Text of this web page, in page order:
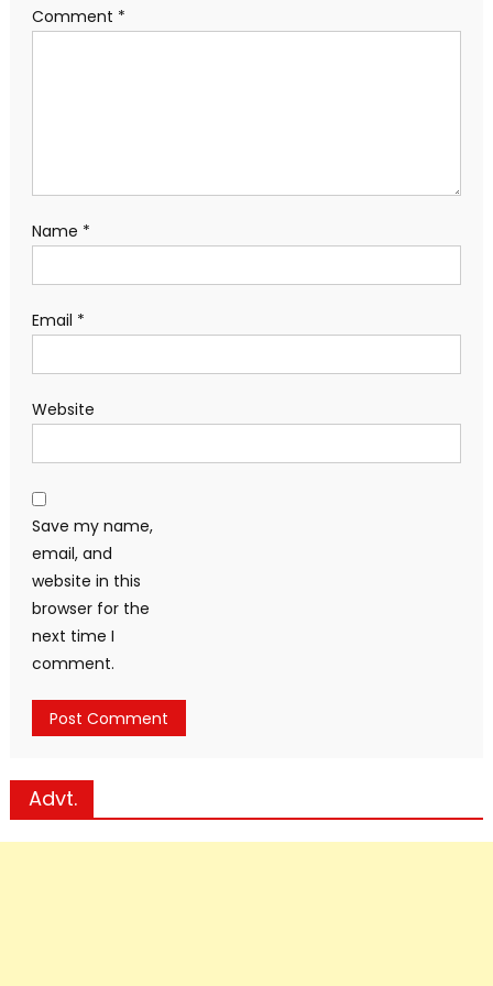
Comment *
Name *
Email *
Website
Save my name,
email, and
website in this
browser for the
next time I
comment.
Advt.